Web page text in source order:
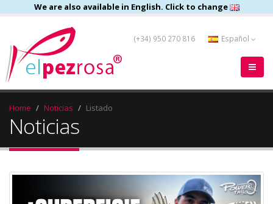
We are also available in English. Click to change
(+34) 950 270 816 Español
Home Noticias Listado
Noticias